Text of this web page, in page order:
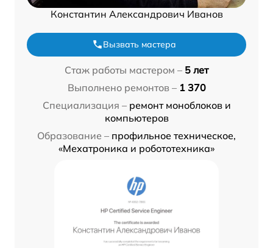
Константин Александрович Иванов
Вызвать мастера
Стаж работы мастером – 5 лет
Выполнено ремонтов – 1 370
Специализация – ремонт моноблоков и
компьютеров
Образование – профильное техническое,
«Мехатроника и робототехника»